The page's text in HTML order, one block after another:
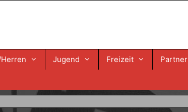
Jugend Freizeit Partner